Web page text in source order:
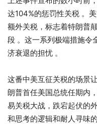
达104%的惩罚性关税 。
额外关税，标志着特朗普
段 。这一系列极端措施令
济衰退的担忧 。
这番中美互征关税的场景
朗普首任美国总统任期内
易关税大战，跌宕起伏的
和思考的逻辑和耐人寻味的